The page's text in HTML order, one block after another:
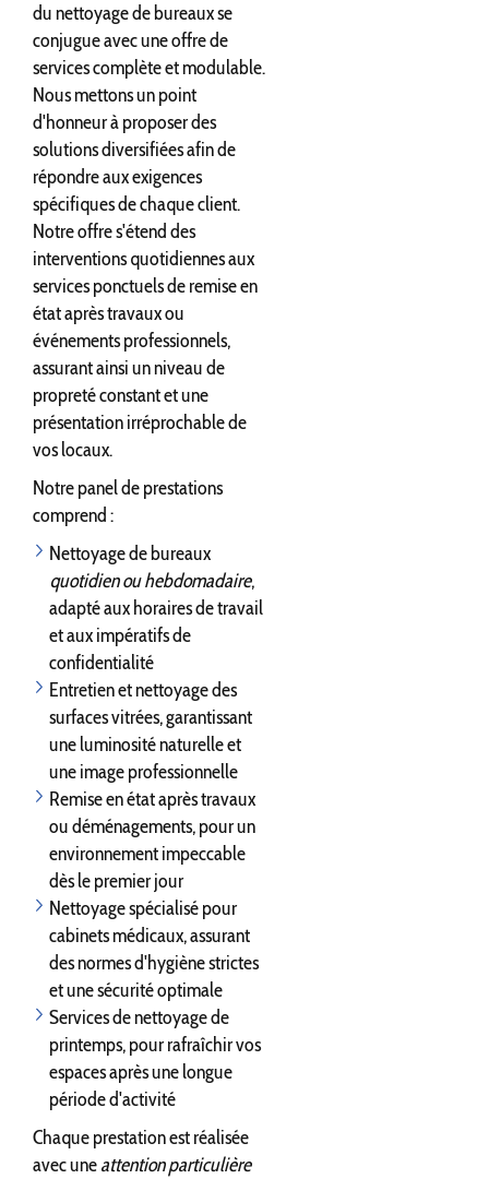
du nettoyage de bureaux se
conjugue avec une offre de
services complète et modulable.
Nous mettons un point
d'honneur à proposer des
solutions diversifiées afin de
répondre aux exigences
spécifiques de chaque client.
Notre offre s'étend des
interventions quotidiennes aux
services ponctuels de remise en
état après travaux ou
événements professionnels,
assurant ainsi un niveau de
propreté constant et une
présentation irréprochable de
vos locaux.
Notre panel de prestations
comprend :
Nettoyage de bureaux
quotidien ou hebdomadaire,
adapté aux horaires de travail
et aux impératifs de
confidentialité
Entretien et nettoyage des
surfaces vitrées, garantissant
une luminosité naturelle et
une image professionnelle
Remise en état après travaux
ou déménagements, pour un
environnement impeccable
dès le premier jour
Nettoyage spécialisé pour
cabinets médicaux, assurant
des normes d'hygiène strictes
et une sécurité optimale
Services de nettoyage de
printemps, pour rafraîchir vos
espaces après une longue
période d'activité
Chaque prestation est réalisée
avec uneattention particulière